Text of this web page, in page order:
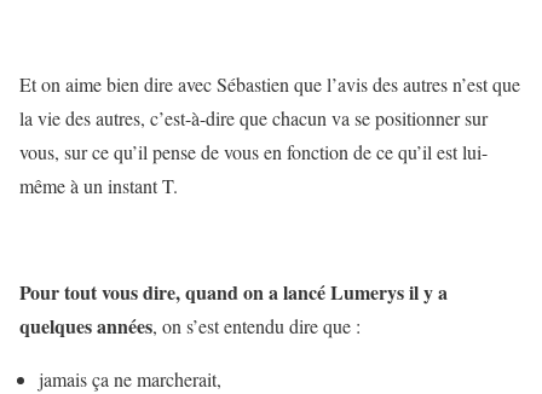
Et on aime bien dire avec Sébastien que l’avis des autres n’est que
la vie des autres, c’est-à-dire que chacun va se positionner sur
vous, sur ce qu’il pense de vous en fonction de ce qu’il est lui-
même à un instant T.
Pour tout vous dire, quand on a lancé Lumerys il y a
quelques années, on s’est entendu dire que :
jamais ça ne marcherait,